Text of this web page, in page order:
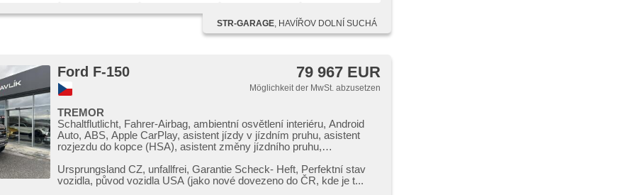
Seitenscheiben, dojezdové rezervní kolo, El. Klappspiegel, El.
Spiegel, samostmívací zrcátka, Wegfahrsperre, Alarmanlage,
Zentralverriegelung mit Funkfernbedienung, Zentralverriegelung,
Reifendrucksensor, Vorderlichter LED, Heck LED Leuchte,
Nebelscheinwerfer, USB, AUX, Autoradio, Außenthermometer,
beheizte Spiegel, Teilbare Rücksitzbank, boční nášlapy, zatmavená
zadní skla, Ausziehbare Kopflehnen, El. Anlasser, Garantie
STR-GARAGE, HAVÍŘOV DOLNÍ SUCHÁ
Ford F-150 79 967 EUR
Möglichkeit der MwSt. abzusetzen
TREMOR
Schaltflutlicht, Fahrer-Airbag, ambientní osvětlení interiéru, Android
Auto, ABS, Apple CarPlay, asistent jízdy v jízdním pruhu, asistent
rozjezdu do kopce (HSA), asistent změny jízdního pruhu,
automatické přepínání dálkových světel, Autoradio, bezklíčové
odemykání, bezklíčové startování, Bluetooth, boční nášlapy, Brems-
Ursprungsland CZ,​ unfallfrei,​ Garantie Scheck​- Heft,​ Perfektní stav
vozidla,​ původ vozidla USA (jako nové dovezeno do ČR,​ kde je t...